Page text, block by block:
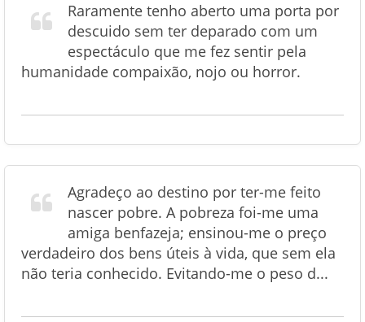
Raramente tenho aberto uma porta por
descuido sem ter deparado com um
espectáculo que me fez sentir pela
humanidade compaixão, nojo ou horror.
Agradeço ao destino por ter-me feito
nascer pobre. A pobreza foi-me uma
amiga benfazeja; ensinou-me o preço
verdadeiro dos bens úteis à vida, que sem ela
não teria conhecido. Evitando-me o peso d...